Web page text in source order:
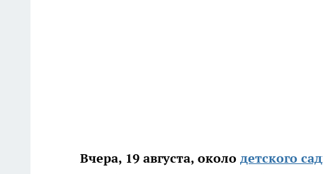
Вчера, 19 августа, около детского